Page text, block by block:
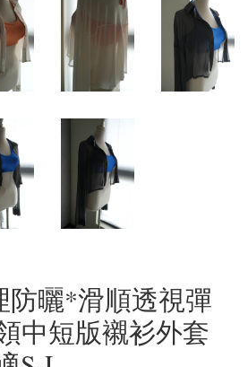
防曬*滑順透視彈
中短版襯衫外套